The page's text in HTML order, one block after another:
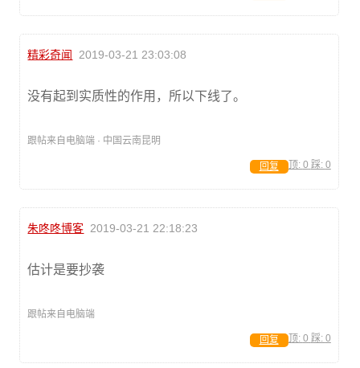
精彩奇闻 2019-03-21 23:03:08
没有起到实质性的作用，所以下线了。
跟帖来自电脑端 · 中国云南昆明
顶: 0 踩: 0
回复
朱咚咚博客 2019-03-21 22:18:23
估计是要抄袭
跟帖来自电脑端
顶: 0 踩: 0
回复